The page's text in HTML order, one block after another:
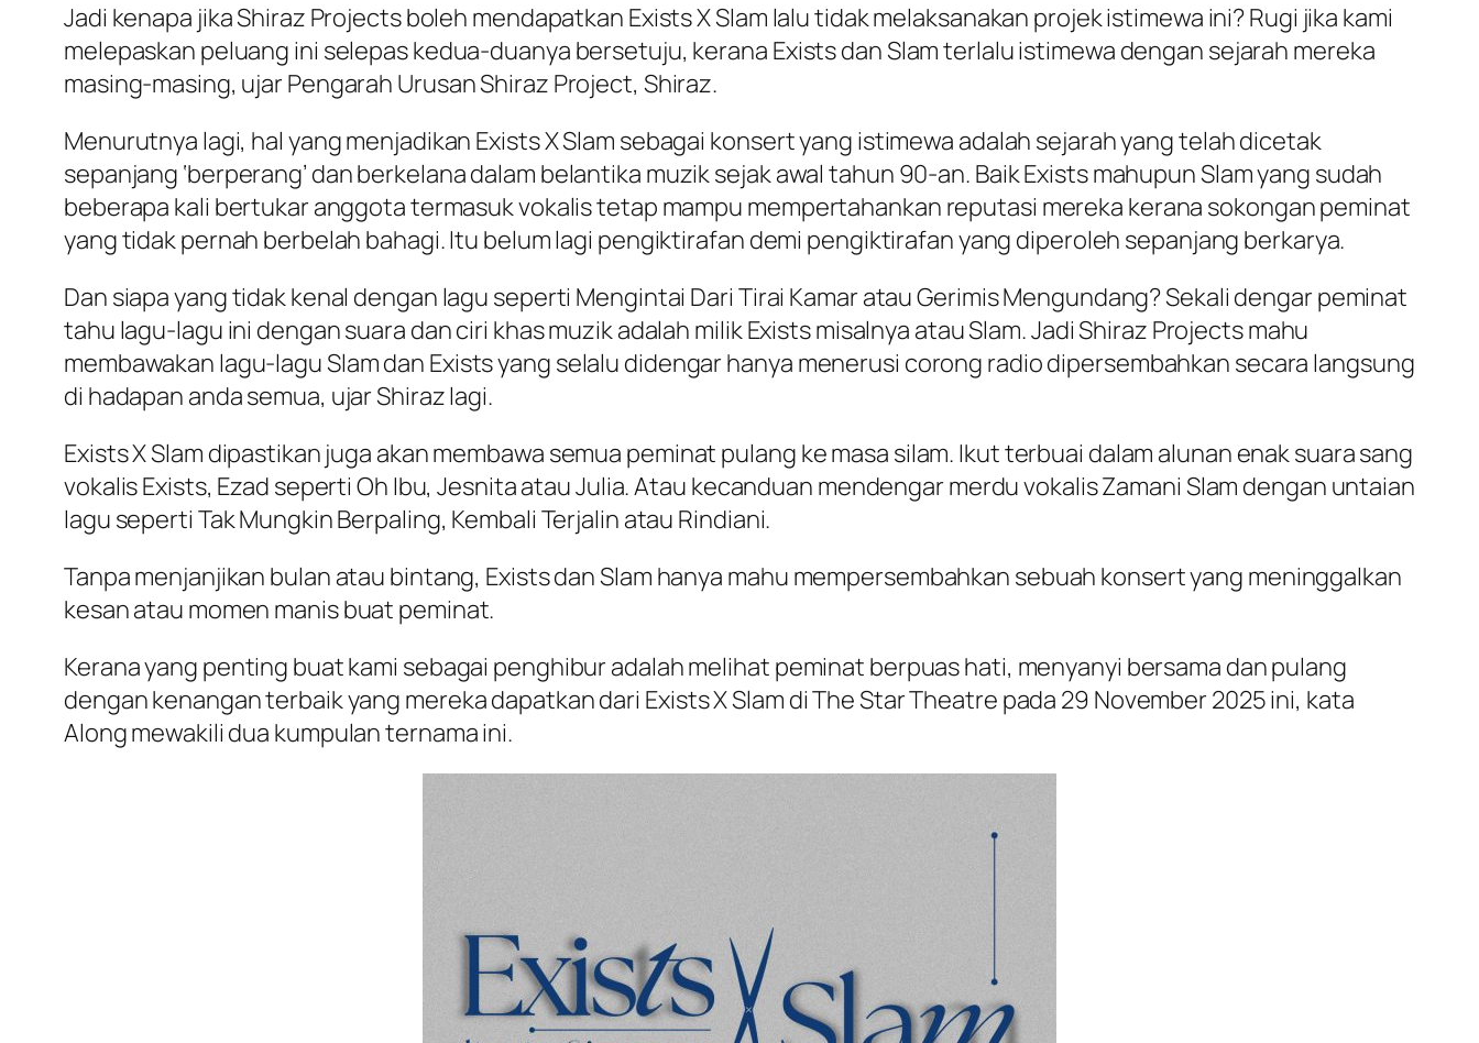
Jadi kenapa jika Shiraz Projects boleh mendapatkan Exists X Slam lalu tidak melaksanakan projek istimewa ini? Rugi jika kami
melepaskan peluang ini selepas kedua-duanya bersetuju, kerana Exists dan Slam terlalu istimewa dengan sejarah mereka
masing-masing, ujar Pengarah Urusan Shiraz Project, Shiraz.
Menurutnya lagi, hal yang menjadikan Exists X Slam sebagai konsert yang istimewa adalah sejarah yang telah dicetak
sepanjang ‘berperang’ dan berkelana dalam belantika muzik sejak awal tahun 90-an. Baik Exists mahupun Slam yang sudah
beberapa kali bertukar anggota termasuk vokalis tetap mampu mempertahankan reputasi mereka kerana sokongan peminat
yang tidak pernah berbelah bahagi. Itu belum lagi pengiktirafan demi pengiktirafan yang diperoleh sepanjang berkarya.
Dan siapa yang tidak kenal dengan lagu seperti Mengintai Dari Tirai Kamar atau Gerimis Mengundang? Sekali dengar peminat
tahu lagu-lagu ini dengan suara dan ciri khas muzik adalah milik Exists misalnya atau Slam. Jadi Shiraz Projects mahu
membawakan lagu-lagu Slam dan Exists yang selalu didengar hanya menerusi corong radio dipersembahkan secara langsung
di hadapan anda semua, ujar Shiraz lagi.
Exists X Slam dipastikan juga akan membawa semua peminat pulang ke masa silam. Ikut terbuai dalam alunan enak suara sang
vokalis Exists, Ezad seperti Oh Ibu, Jesnita atau Julia. Atau kecanduan mendengar merdu vokalis Zamani Slam dengan untaian
lagu seperti Tak Mungkin Berpaling, Kembali Terjalin atau Rindiani.
Tanpa menjanjikan bulan atau bintang, Exists dan Slam hanya mahu mempersembahkan sebuah konsert yang meninggalkan
kesan atau momen manis buat peminat.
Kerana yang penting buat kami sebagai penghibur adalah melihat peminat berpuas hati, menyanyi bersama dan pulang
dengan kenangan terbaik yang mereka dapatkan dari Exists X Slam di The Star Theatre pada 29 November 2025 ini, kata
Along mewakili dua kumpulan ternama ini.